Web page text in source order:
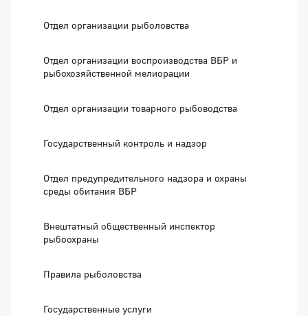
Отдел организации рыболовства
Отдел организации воспроизводства ВБР и
рыбохозяйственной мелиорации
Отдел организации товарного рыбоводства
Государственный контроль и надзор
Отдел предупредительного надзора и охраны
среды обитания ВБР
Внештатный общественный инспектор
рыбоохраны
Правила рыболовства
Государственные услуги